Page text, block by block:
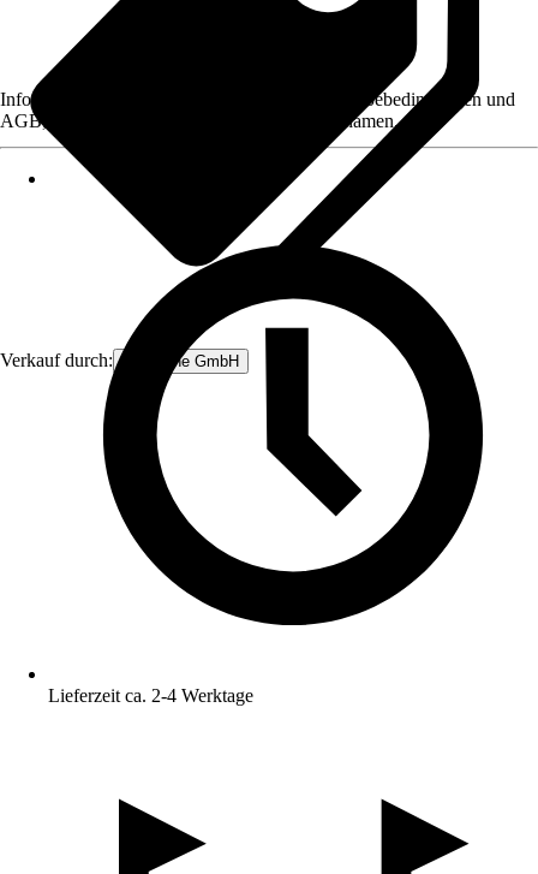
Verkauf durch: get.online GmbH
Informationen des Verkäufers, wie z. B. Rückgabebedingungen und
AGB, finden Sie bei Klick auf den Verkäufernamen.
Lieferzeit ca. 2-4 Werktage